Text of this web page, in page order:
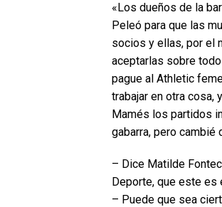
«Los dueños de la
Peleó para que las
socios y ellas, por el
aceptarlas sobre
pague al Athletic
trabajar en otra cosa,
Mamés los partidos
gabarra, pero cambié
– Dice Matilde
Deporte, que este es
– Puede que sea